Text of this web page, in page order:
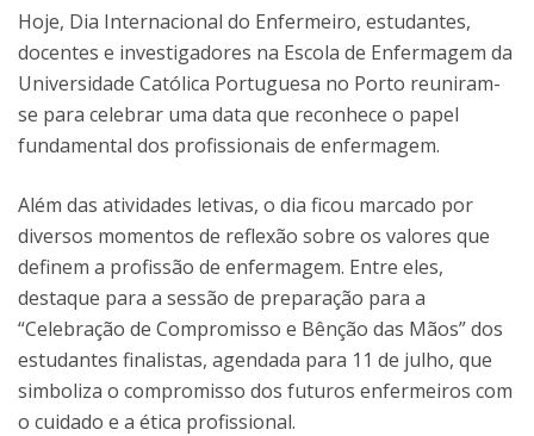
Hoje, Dia Internacional do Enfermeiro, estudantes,
docentes e investigadores na Escola de Enfermagem da
Universidade Católica Portuguesa no Porto reuniram-
se para celebrar uma data que reconhece o papel
fundamental dos profissionais de enfermagem.
Além das atividades letivas, o dia ficou marcado por
diversos momentos de reflexão sobre os valores que
definem a profissão de enfermagem. Entre eles,
destaque para a sessão de preparação para a
“Celebração de Compromisso e Bênção das Mãos” dos
estudantes finalistas, agendada para 11 de julho, que
simboliza o compromisso dos futuros enfermeiros com
o cuidado e a ética profissional.